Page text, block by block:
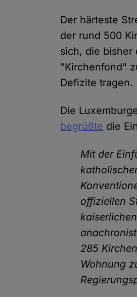
Der härteste
der rund 500
sich, die
"Kirchenfond"
Defizite tragen.
Die
begrüßte die
Mit der
offiziellen
285
Wohnung